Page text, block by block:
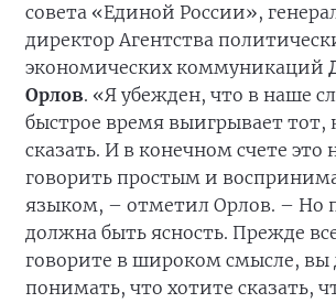
совета «Единой России»,
директор Агентства
экономических коммуникаций
Орлов. «Я убежден, что в наше
быстрое время выигрывает тот,
сказать. И в конечном счете это
говорить простым и
языком, – отметил Орлов. – Но
должна быть ясность. Прежде
говорите в широком смысле,
понимать, что хотите сказать,